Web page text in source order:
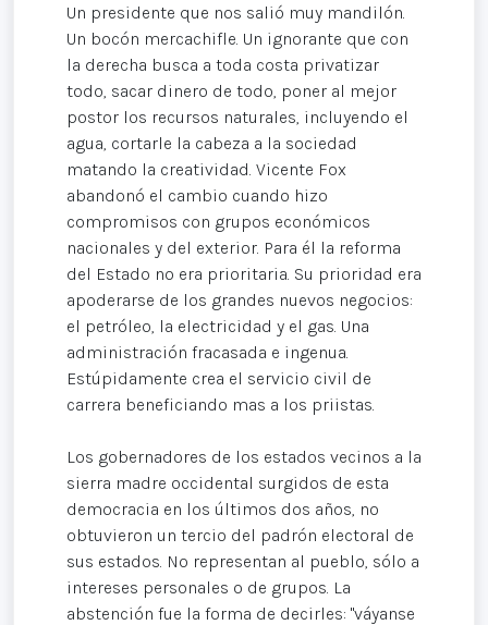
Un presidente que nos salió muy mandilón.
Un bocón mercachifle. Un ignorante que con
la derecha busca a toda costa privatizar
todo, sacar dinero de todo, poner al mejor
postor los recursos naturales, incluyendo el
agua, cortarle la cabeza a la sociedad
matando la creatividad. Vicente Fox
abandonó el cambio cuando hizo
compromisos con grupos económicos
nacionales y del exterior. Para él la reforma
del Estado no era prioritaria. Su prioridad era
apoderarse de los grandes nuevos negocios:
el petróleo, la electricidad y el gas. Una
administración fracasada e ingenua.
Estúpidamente crea el servicio civil de
carrera beneficiando mas a los priistas.
Los gobernadores de los estados vecinos a la
sierra madre occidental surgidos de esta
democracia en los últimos dos años, no
obtuvieron un tercio del padrón electoral de
sus estados. No representan al pueblo, sólo a
intereses personales o de grupos. La
abstención fue la forma de decirles: "váyanse